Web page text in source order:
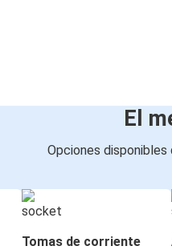
El
Opciones disponibles
Tomas de corriente